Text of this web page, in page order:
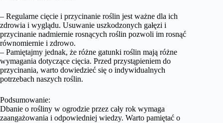
– Regularne cięcie i przycinanie roślin jest ważne dla ich
zdrowia i wyglądu. Usuwanie uszkodzonych gałęzi i
przycinanie nadmiernie rosnących roślin pozwoli im rosnąć
równomiernie i zdrowo.
– Pamiętajmy jednak, że różne gatunki roślin mają różne
wymagania dotyczące cięcia. Przed przystąpieniem do
przycinania, warto dowiedzieć się o indywidualnych
potrzebach naszych roślin.
Podsumowanie:
Dbanie o rośliny w ogrodzie przez cały rok wymaga
zaangażowania i odpowiedniej wiedzy. Warto pamiętać o